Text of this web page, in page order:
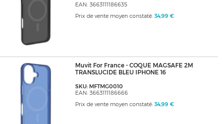
EAN: 3663111186635
Prix de vente moyen constaté: 34,99 €
Muvit For France - COQUE MAGSAFE 2M
TRANSLUCIDE BLEU IPHONE 16
SKU: MFTMG0010
EAN: 3663111186666
Prix de vente moyen constaté: 34,99 €